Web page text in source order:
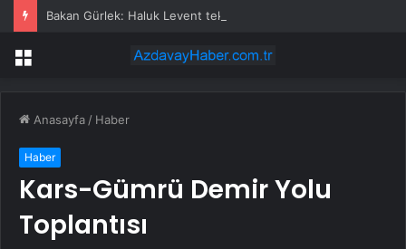
Menü
Anasayfa / Haber
Haber
Kars-Gümrü Demir Yolu
Toplantısı